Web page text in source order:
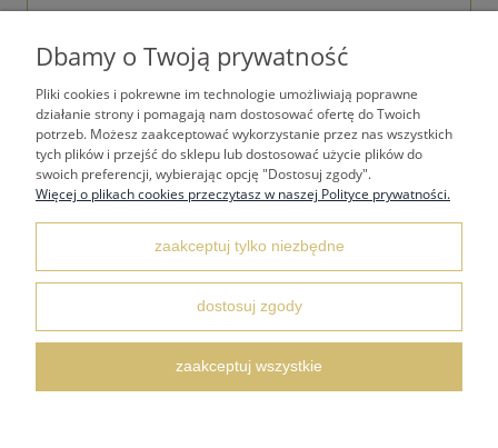
TWOJE KONTO
PŁATNOŚCI I DOSTAWA
REGULAMINY
KONTAKT I DANE ADRESOWE
FAQ NAJCZĘŚCIEJ ZADAWANE PYTANIA
Dbamy o Twoją prywatność
Pliki cookies i pokrewne im technologie umożliwiają poprawne
działanie strony i pomagają nam dostosować ofertę do Twoich
potrzeb. Możesz zaakceptować wykorzystanie przez nas wszystkich
tych plików i przejść do sklepu lub dostosować użycie plików do
swoich preferencji, wybierając opcję "Dostosuj zgody".
Więcej o plikach cookies przeczytasz w naszej Polityce prywatności.
zaakceptuj tylko niezbędne
dostosuj zgody
zaakceptuj wszystkie